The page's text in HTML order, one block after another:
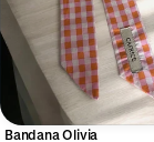
Bandana Olivia